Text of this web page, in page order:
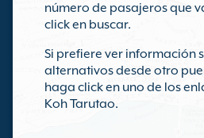
número de pasajeros que
click en buscar.
Si prefiere ver información
alternativos desde otro
haga click en uno de los
Koh Tarutao.